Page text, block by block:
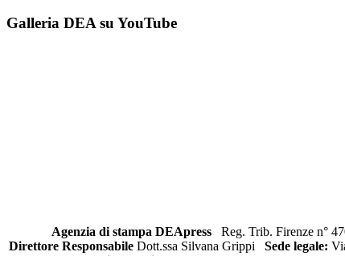
Galleria DEA su YouTube
Agenzia di stampa DEApress Reg. Trib. Firenze n°
Direttore Responsabile Dott.ssa Silvana Grippi Sede legale: